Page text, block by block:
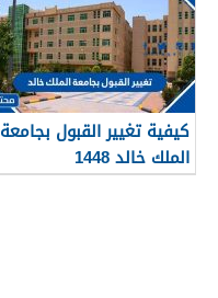
كيفية تغيير القبول بجامعة
الملك خالد 1448